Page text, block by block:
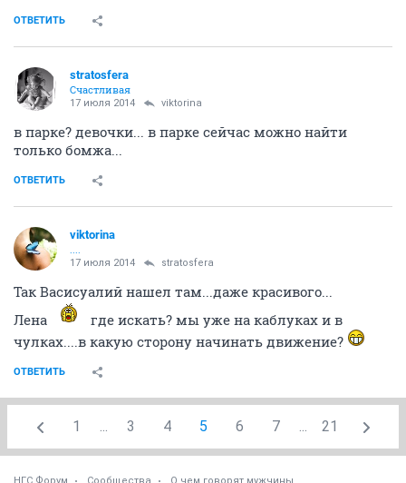
ОТВЕТИТЬ
stratosfera
Счастливая
17 июля 2014 viktorina
в парке? девочки... в парке сейчас можно найти
только бомжа...
ОТВЕТИТЬ
viktorina
17 июля 2014 stratosfera
Так Васисуалий нашел там...даже красивого...
Лена
где искать? мы уже на каблуках и в
чулках....в какую сторону начинать движение?
ОТВЕТИТЬ
1 ... 3 4 5 6 7 ... 21
НГС.Форум Сообщества О чем говорят мужчины